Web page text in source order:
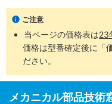
ご注意
当ページの価格表は23
価格は型番確定後に「
ださい。
メカニカル部品技術